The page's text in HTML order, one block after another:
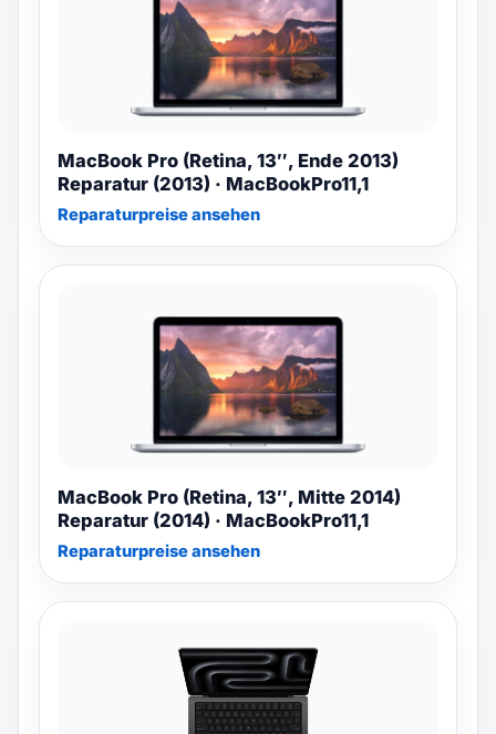
MacBook Pro (Retina, 13″, Ende 2013)
Reparatur (2013) · MacBookPro11,1
Reparaturpreise ansehen
MacBook Pro (Retina, 13″, Mitte 2014)
Reparatur (2014) · MacBookPro11,1
Reparaturpreise ansehen